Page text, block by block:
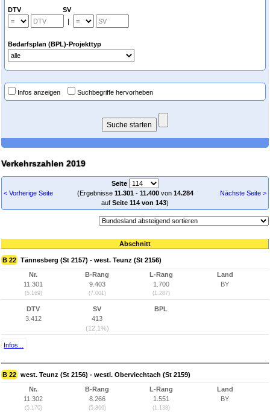
DTV SV
|
Bedarfsplan (BPL)-Projekttyp
Infos anzeigen Suchbegriffe hervorheben
Verkehrszahlen 2019
< Vorherige Seite
Seite
(Ergebnisse 11.301- 11.400von 14.284
auf Seite 114 von 143)
Nächste Seite >
Abschnitt
B 22 Tännesberg (St 2157) - west. Teunz (St 2156)
Nr.
11.301
(5.169)
B-Rang
9.403
(7.001)
L-Rang
1.700
(1.287)
Land
BY
DTV
3.412
SV
413
(12,1%)
BPL
Infos...
B 22 west. Teunz (St 2156) - westl. Oberviechtach (St 2159)
Nr.
11.302
(5.170)
B-Rang
8.266
(5.866)
L-Rang
1.551
(1.138)
Land
BY